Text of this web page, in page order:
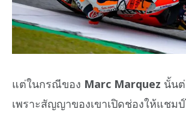
แต่ในกรณีของ Marc Marquez นั้น
เพราะสัญญาของเขาเปิดช่องให้แชม